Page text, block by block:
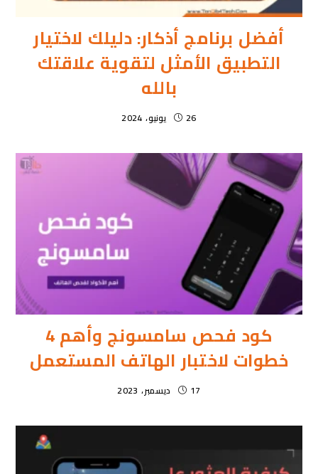
أفضل برنامج أذكار: دليلك لاختيار
التطبيق الأمثل لتقوية علاقتك
بالله
26 يونيو، 2024
كود فحص سامسونج وأهم 4
خطوات لاختبار الهاتف المستعمل
17 ديسمبر، 2023